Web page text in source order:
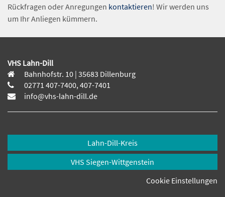
Rückfragen oder Anregungen kontaktieren! Wir werden uns
um Ihr Anliegen kümmern.
VHS Lahn-Dill
Bahnhofstr. 10 | 35683 Dillenburg
02771 407-7400, 407-7401
info@vhs-lahn-dill.de
Lahn-Dill-Kreis
VHS Siegen-Wittgenstein
Cookie Einstellungen